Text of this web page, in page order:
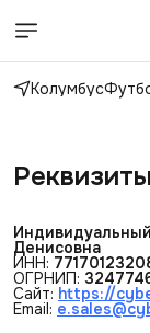
Колумбус
Денисовна
ИНН:
ОГРНИП:
Сайт: https://
Email: